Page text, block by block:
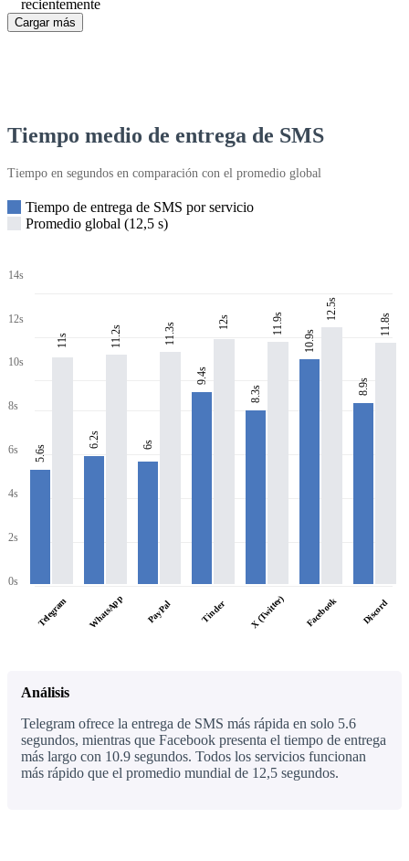
recientemente
Cargar más
Tiempo medio de entrega de SMS
Tiempo en segundos en comparación con el promedio global
Tiempo de entrega de SMS por servicio
Promedio global (12,5 s)
14s
12s
10s
8s
6s
4s
2s
0s
5.6s
11s
Telegram
6.2s
11.2s
WhatsApp
6s
11.3s
PayPal
9.4s
12s
Tinder
8.3s
11.9s
X (Twitter)
10.9s
12.5s
Facebook
8.9s
11.8s
Discord
Análisis
Telegram ofrece la entrega de SMS más rápida en solo 5.6
segundos, mientras que Facebook presenta el tiempo de entrega
más largo con 10.9 segundos. Todos los servicios funcionan
más rápido que el promedio mundial de 12,5 segundos.